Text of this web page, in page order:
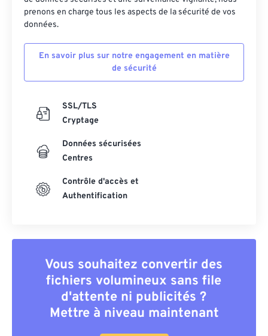
prenons en charge tous les aspects de la sécurité de vos
données.
En savoir plus sur notre engagement en matière
de sécurité
SSL/TLS
Cryptage
Données sécurisées
Centres
Contrôle d'accès et
Authentification
Vous souhaitez convertir des
fichiers volumineux sans file
d'attente ni publicités ?
Mettre à niveau maintenant